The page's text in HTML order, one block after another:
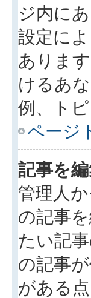
ジ内に
設定に
ありま
けるあ
例、ト
ページ
記事を
管理人
の記事
たい記
の記事
がある